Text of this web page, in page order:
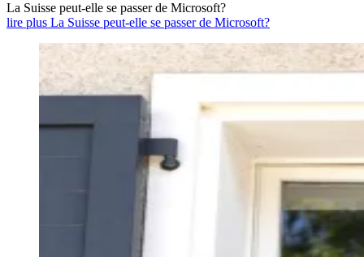
La Suisse peut-elle se passer de Microsoft?
lire plus La Suisse peut-elle se passer de Microsoft?